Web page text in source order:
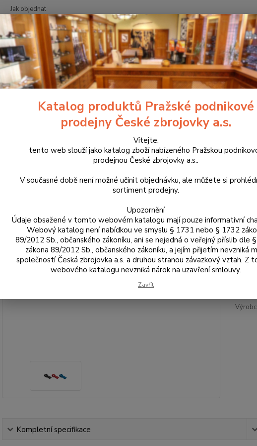
Jak objednat
Hledat
Úvod Příslušenství, doplňky a náhradní díly Pro samonabíjecí pušky a karabiny
Duralová pojistka zvětšená pro Bren 2
použít
dílů
Kompletní specifikace
Katalog produktů Pražské podnikové
prodejny České zbrojovky a.s.
Vítejte,
tento web slouží jako katalog zboží nabízeného Pražskou
prodejnou České zbrojovky a.s..
V současné době není možné učinit objednávku, ale můžete si
sortiment prodejny.
Upozornění
Údaje obsažené v tomto webovém katalogu mají pouze informativní
Webový katalog není nabídkou ve smyslu § 1731 nebo § 1732
89/2012 Sb., občanského zákoníku, ani se nejedná o veřejný příslib dle
zákona 89/2012 Sb., občanského zákoníku, a jejím přijetím nevzniká
společností Česká zbrojovka a.s. a druhou stranou závazkový vztah. Z
webového katalogu nevzniká nárok na uzavření smlouvy.
Zavřít